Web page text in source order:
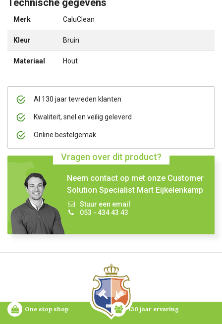
Al 130 jaar tevreden klanten
Kwaliteit, snel en veilig geleverd
Online bestelgemak
Vragen over dit product?
Neem contact op met onze Customer
Solution Specialist Mart Eijkelenkamp
Stuur een email
053 - 434 43 43
Merk CaluClean
Kleur Bruin
Materiaal Hout
One stop shop 130 jaar ervaring